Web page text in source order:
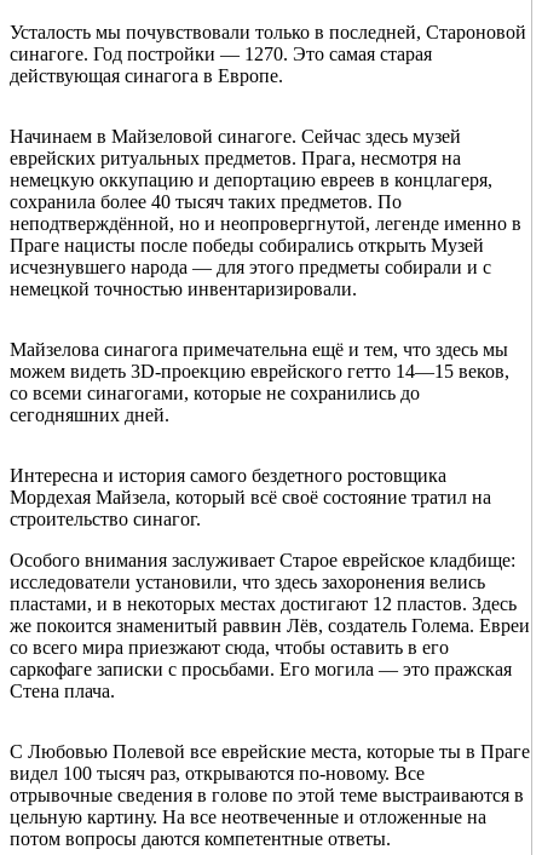
Усталость мы почувствовали только в последней, Староновой
синагоге. Год постройки — 1270. Это самая старая
действующая синагога в Европе.
Начинаем в Майзеловой синагоге. Сейчас здесь музей
еврейских ритуальных предметов. Прага, несмотря на
немецкую оккупацию и депортацию евреев в концлагеря,
сохранила более 40 тысяч таких предметов. По
неподтверждённой, но и неопровергнутой, легенде именно в
Праге нацисты после победы собирались открыть Музей
исчезнувшего народа — для этого предметы собирали и с
немецкой точностью инвентаризировали.
Майзелова синагога примечательна ещё и тем, что здесь мы
можем видеть 3D-проекцию еврейского гетто 14—15 веков,
со всеми синагогами, которые не сохранились до
сегодняшних дней.
Интересна и история самого бездетного ростовщика
Мордехая Майзела, который всё своё состояние тратил на
строительство синагог.
Особого внимания заслуживает Старое еврейское кладбище:
исследователи установили, что здесь захоронения велись
пластами, и в некоторых местах достигают 12 пластов. Здесь
же покоится знаменитый раввин Лёв, создатель Голема. Евреи
со всего мира приезжают сюда, чтобы оставить в его
саркофаге записки с просьбами. Его могила — это пражская
Стена плача.
С Любовью Полевой все еврейские места, которые ты в Праге
видел 100 тысяч раз, открываются по-новому. Все
отрывочные сведения в голове по этой теме выстраиваются в
цельную картину. На все неотвеченные и отложенные на
потом вопросы даются компетентные ответы.